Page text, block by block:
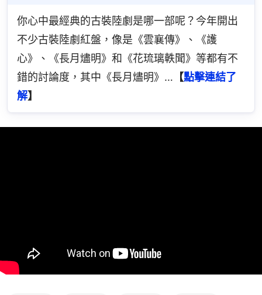
你心中最經典的古裝陸劇是哪一部呢？今年開出
不少古裝陸劇紅盤，像是《雲襄傳》、《護
心》、《長月燼明》和《花琉璃軼聞》等都有不
錯的討論度，其中《長月燼明》… 【點擊連結了
解】